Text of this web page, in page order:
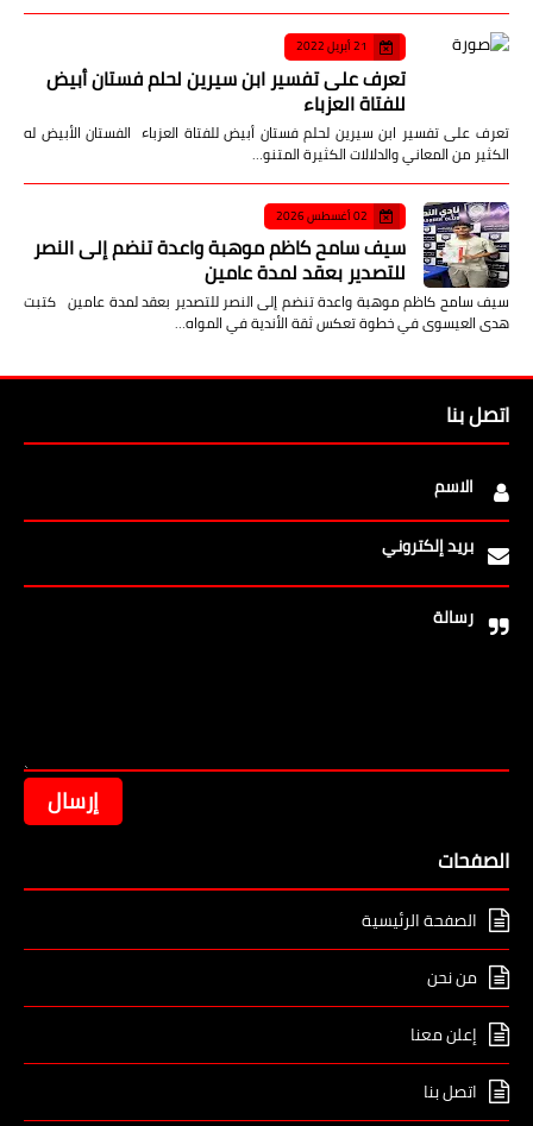
21 أبريل 2022
تعرف على تفسير ابن سيرين لحلم فستان أبيض
للفتاة العزباء
تعرف على تفسير ابن سيرين لحلم فستان أبيض للفتاة العزباء الفستان الأبيض له
الكثير من المعاني والدلالات الكثيرة المتنو…
02 أغسطس 2026
سيف سامح كاظم موهبة واعدة تنضم إلى النصر
للتصدير بعقد لمدة عامين
سيف سامح كاظم موهبة واعدة تنضم إلى النصر للتصدير بعقد لمدة عامين كتبت
هدى العيسوى في خطوة تعكس ثقة الأندية في المواه…
اتصل بنا
الاسم
بريد إلكتروني
رسالة
الصفحات
الصفحة الرئيسية
من نحن
إعلن معنا
اتصل بنا